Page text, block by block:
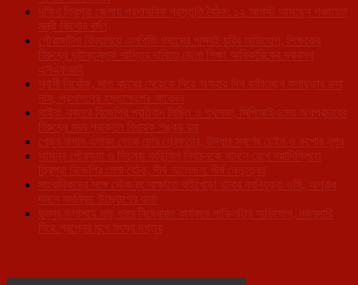
দক্ষিণ ত্রিপুরা জেলায় প্রশাসনিক প্রস্তুতি বৈঠক: ১২ আগস্ট আসছেন পঞ্চায়েত
মন্ত্রী কিশোর বর্মণ
গৌরাঙ্গটিলা বিদ্যালয়ে এলপিজি গ্যাসের পাসবই চুরির অভিযোগ, শিক্ষকের
বিরুদ্ধে দৃষ্টান্তমূলক শাস্তির দাবিতে জেলা শিক্ষা আধিকারিকের দ্বারস্থ
এসএফআই
স্বামী নিখোঁজ, সাত বছরের মেয়েকে নিয়ে অসহায় দিন কাটাচ্ছেন কলাছড়ার রুমা
দাস, প্রশাসনের হস্তক্ষেপের আবেদন
থাইবুং বাজারে বিজেপির প্রতিবাদ মিছিল ও পথসভা, সিপিআইএমের অপপ্রচারের
বিরুদ্ধে সরব প্রাক্তন বিধায়ক শঙ্কর রায়
খেজুর বাগান এলাকা থেকে চোর গ্রেফতার, উদ্ধার স্বর্ণের চেইন ও রুপোর নূপুর
আসন্ন পৌরসভা ও ভিলেজ কাউন্সিল নির্বাচনকে সামনে রেখে নয়াদিল্লিতে
ত্রিপুরা বিজেপির মেগা বৈঠক, দীর্ঘ আলোচনা শীর্ষ নেতৃত্বের
সাংবাদিকদের সঙ্গে সৌজন্য সাক্ষাতে বাইখোড়া থানার নবনিযুক্ত ওসি, অপরাধ
দমনে সমন্বিত উদ্যোগের বার্তা
ডুম্বুর জলাশয়ে মাছ ধরার নিষেধাজ্ঞা কার্যকরে গাফিলতির অভিযোগ, নজরদারি
নিয়ে প্রশ্নের মুখে মৎস্য দপ্তর